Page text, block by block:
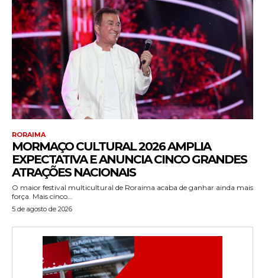
RORAIMA
MORMAÇO CULTURAL 2026 AMPLIA
EXPECTATIVA E ANUNCIA CINCO GRANDES
ATRAÇÕES NACIONAIS
O maior festival multicultural de Roraima acaba de ganhar ainda mais
força. Mais cinco...
5 de agosto de 2026